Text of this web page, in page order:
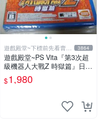
遊戲殿堂~下標前先看賣場
關於我
3864
遊戲殿堂~PS Vita『第3次超
級機器人大戰Z 時獄篇』日初
回限定封入特典版全新品
$1,980